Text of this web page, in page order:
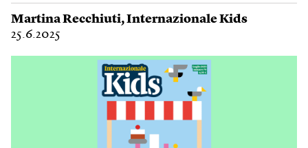
Martina Recchiuti,Internazionale Kids
25.6.2025